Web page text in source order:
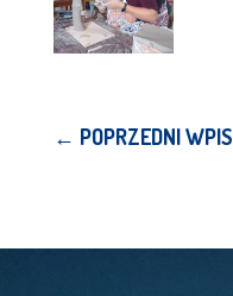
← POPRZEDNI WPIS